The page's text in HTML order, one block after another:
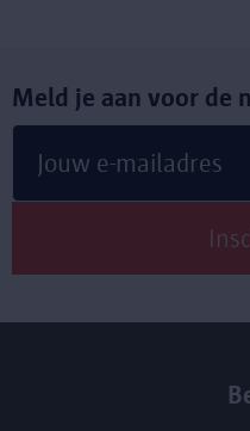
Meld je aan voor de